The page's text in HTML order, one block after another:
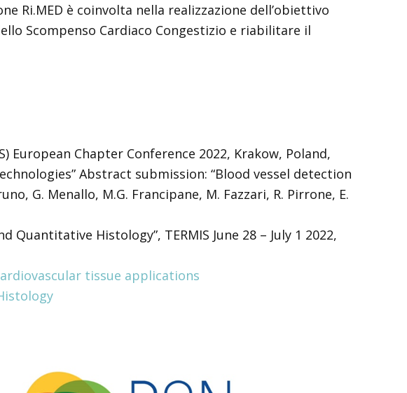
Ri.MED è coinvolta nella realizzazione dell’obiettivo
Scompenso Cardiaco Congestizio e riabilitare il
European Chapter Conference 2022, Krakow, Poland,
Abstract submission: “Blood vessel detection
G. Menallo, M.G. Francipane, M. Fazzari, R. Pirrone, E.
Histology”, TERMIS June 28 – July 1 2022,
tissue applications